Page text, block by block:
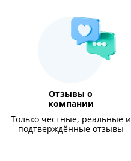
Отзывы о
компании
Только честные, реальные и
подтверждённые отзывы